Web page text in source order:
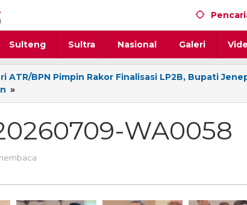
Sulteng Sultra Nasional Galeri
ATR/BPN Pimpin Rakor Finalisasi LP2B, Bupati
»
20260709-
WA0058